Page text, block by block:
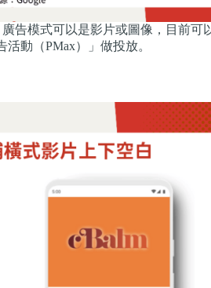
廣告模式可以是影片或圖像，目前
動（PMax）」做投放。